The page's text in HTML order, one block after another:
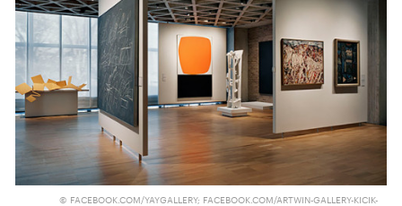
© FACEBOOK.COM/YAYGALLERY; FACEBOOK.COM/ARTWIN-GALLERY-KICIK-